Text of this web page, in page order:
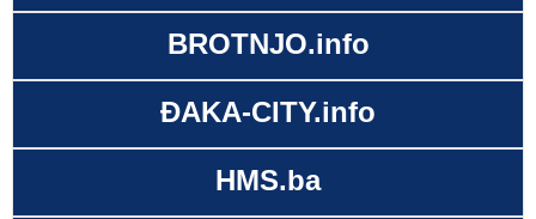
BROTNJO.info
ĐAKA-CITY.info
HMS.ba